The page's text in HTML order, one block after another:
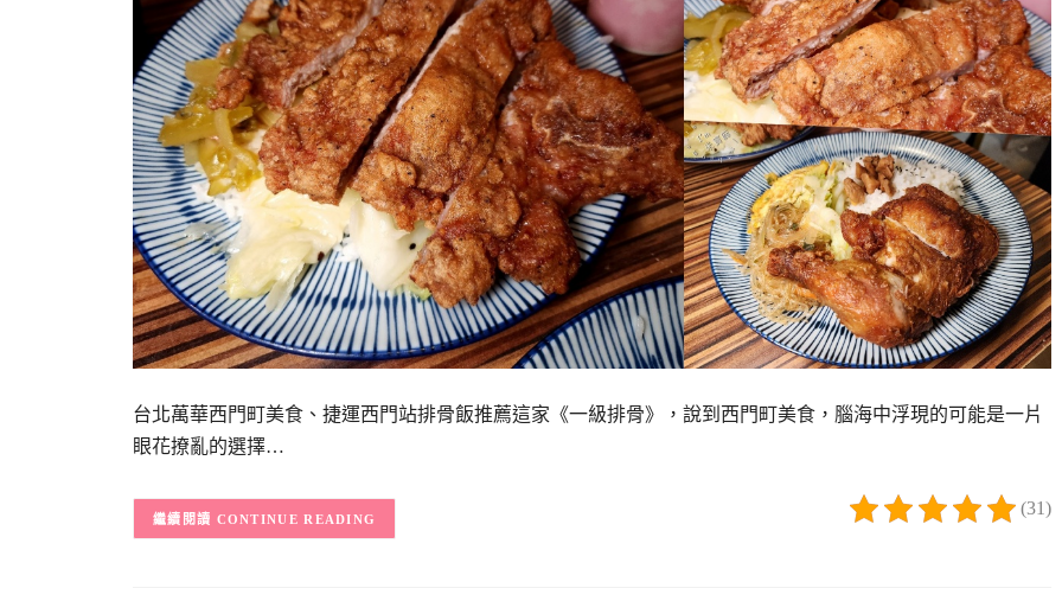
台北萬華西門町美食、捷運西門站排骨飯推薦這家《一級排骨》，說到西門町美食，腦海中浮現的可能是一片
眼花撩亂的選擇…
(31)
CONTINUE READING